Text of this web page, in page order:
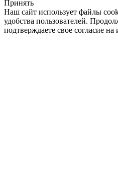
Принять
Наш сайт использует файлы
удобства пользователей.
подтверждаете свое согласие